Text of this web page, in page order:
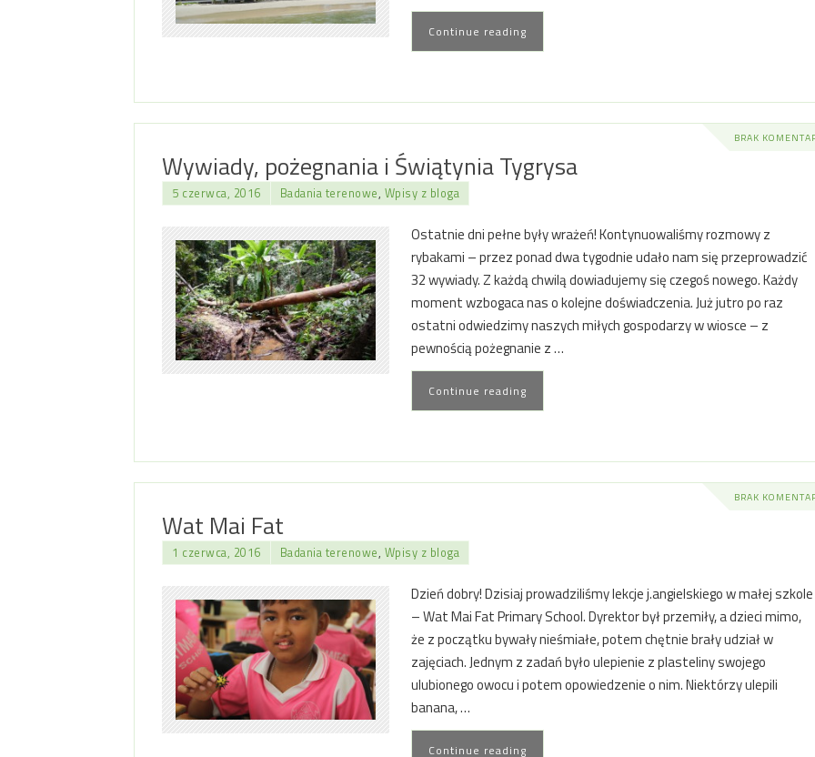
Continue reading
BRAK
Wywiady, pożegnania i Świątynia Tygrysa
5 czerwca, 2016 Badania terenowe, Wpisy z bloga
Ostatnie dni pełne były wrażeń! Kontynuowaliśmy rozmowy z
rybakami – przez ponad dwa tygodnie udało nam się przeprowadzić
32 wywiady. Z każdą chwilą dowiadujemy się czegoś nowego. Każdy
moment wzbogaca nas o kolejne doświadczenia. Już jutro po raz
ostatni odwiedzimy naszych miłych gospodarzy w wiosce – z
pewnością pożegnanie z …
Continue reading
BRAK
Wat Mai Fat
1 czerwca, 2016 Badania terenowe, Wpisy z bloga
Dzień dobry! Dzisiaj prowadziliśmy lekcje j.angielskiego w małej szkole
– Wat Mai Fat Primary School. Dyrektor był przemiły, a dzieci mimo,
że z początku bywały nieśmiałe, potem chętnie brały udział w
zajęciach. Jednym z zadań było ulepienie z plasteliny swojego
ulubionego owocu i potem opowiedzenie o nim. Niektórzy ulepili
banana, …
Continue reading